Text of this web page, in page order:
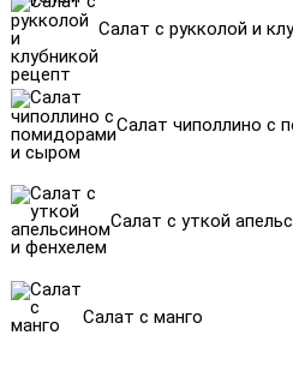
Салат с рукколой и
Салат чиполлино с
Салат с уткой
Салат с манго